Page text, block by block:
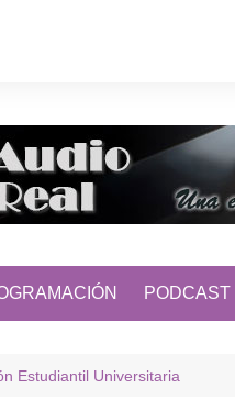
PODCAST
Estudiantil Universitaria